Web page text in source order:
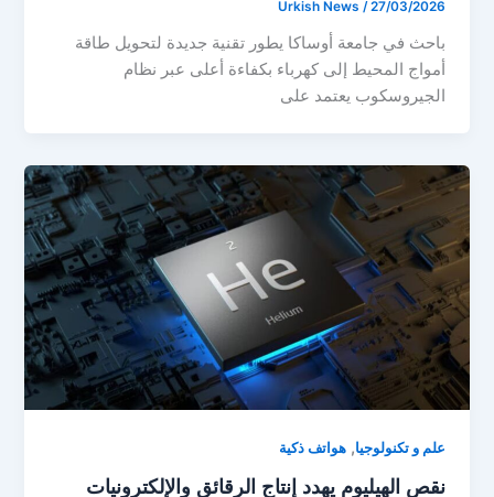
Urkish News /27/03/2026
باحث في جامعة أوساكا يطور تقنية جديدة لتحويل طاقة
أمواج المحيط إلى كهرباء بكفاءة أعلى عبر نظام
الجيروسكوب يعتمد على
علم و تكنولوجيا,هواتف ذكية
نقص الهيليوم يهدد إنتاج الرقائق والإلكترونيات